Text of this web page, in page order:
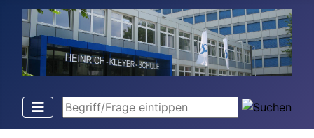
Begriff/Frage eintippen